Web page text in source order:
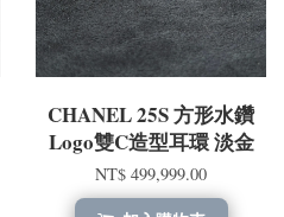
CHANEL 25S 方形水鑽
Logo雙C造型耳環 淡金
NT$ 499,999.00